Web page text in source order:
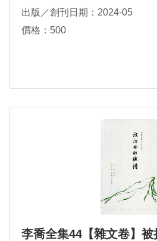
出版／創刊日期：2024-05
價格：500
李喬全集44【雜文卷】被